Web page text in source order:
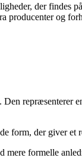
der findes
producenter og
repræsenterer
form, der giver et
formelle